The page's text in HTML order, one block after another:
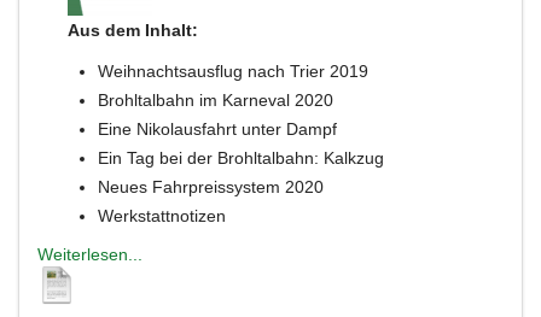
Aus dem Inhalt:
Weihnachtsausflug nach Trier 2019
Brohltalbahn im Karneval 2020
Eine Nikolausfahrt unter Dampf
Ein Tag bei der Brohltalbahn: Kalkzug
Neues Fahrpreissystem 2020
Werkstattnotizen
Weiterlesen...